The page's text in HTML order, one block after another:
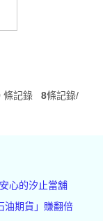
條記錄 8條記錄/
心的汐止當舖
油期貨」賺翻倍